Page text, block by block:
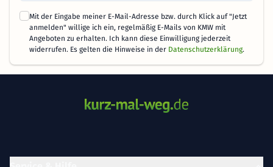
Mit der Eingabe meiner E-Mail-Adresse bzw. durch Klick auf "Jetzt
anmelden" willige ich ein, regelmäßig E-Mails von KMW mit
Angeboten zu erhalten. Ich kann diese Einwilligung jederzeit
widerrufen. Es gelten die Hinweise in der Datenschutzerklärung.